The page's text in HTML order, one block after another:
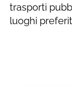
trasporti
luoghi